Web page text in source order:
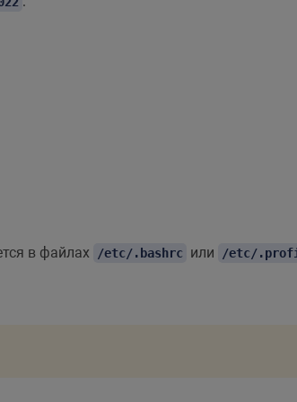
в файлах /etc/.bashrc или /etc/